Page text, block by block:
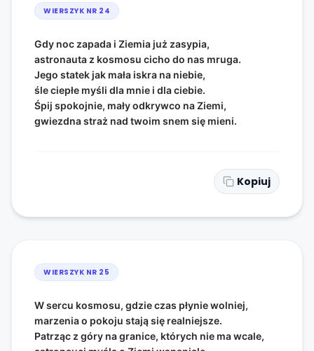
WIERSZYK NR 24
Gdy noc zapada i Ziemia już zasypia,
astronauta z kosmosu cicho do nas mruga.
Jego statek jak mała iskra na niebie,
śle ciepłe myśli dla mnie i dla ciebie.
Śpij spokojnie, mały odkrywco na Ziemi,
gwiezdna straż nad twoim snem się mieni.
Kopiuj
WIERSZYK NR 25
W sercu kosmosu, gdzie czas płynie wolniej,
marzenia o pokoju stają się realniejsze.
Patrząc z góry na granice, których nie ma wcale,